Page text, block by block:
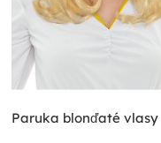
Paruka blonďaté vlasy